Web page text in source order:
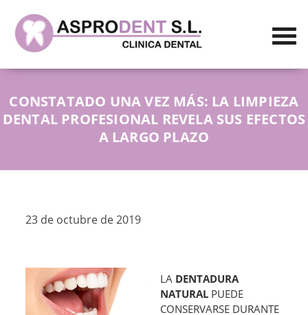
CONSTATADO UNA VEZ MÁS: LA LIMPIEZA
DENTAL PROFESIONAL REVELA SUS EFECTOS
A LARGO PLAZO
23 de octubre de 2019
LA DENTADURA
NATURAL PUEDE
CONSERVARSE DURANTE